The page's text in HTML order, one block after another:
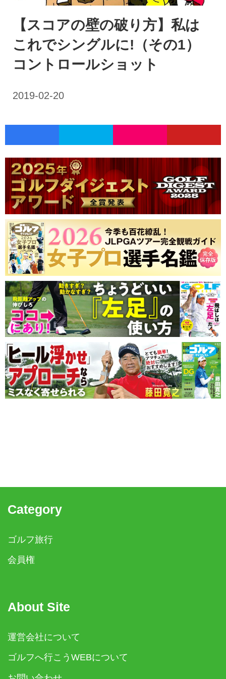
【スコアの壁の破り方】私は
これでシングルに!（その1）
コントロールショット
Category
ゴルフ旅行
会員権
About Site
運営会社について
ゴルフへ行こうWEBについて